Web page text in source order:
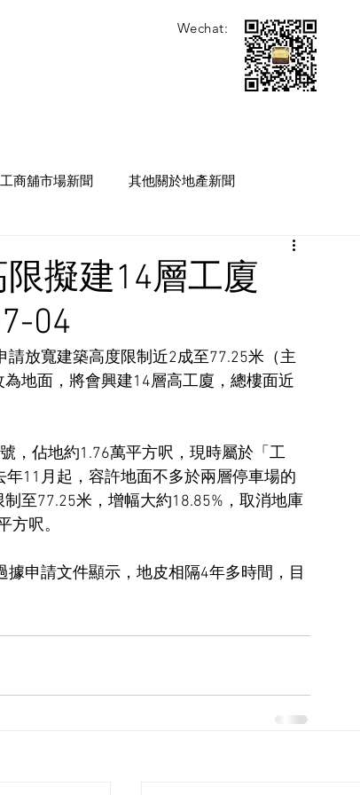
Wechat:
工商舖市場新聞 其他關於地產新聞
擬建14層工廈
04
放寬建築高度限制近2成至77.25米（主
地面，將會興建14層高工廈，總樓面近
，佔地約1.76萬平方呎，現時屬於「工
11月起，容許地面不多於兩層停車場的
至77.25米，增幅大約18.85%，取消地庫
方呎。
申請文件顯示，地皮相隔4年多時間，目